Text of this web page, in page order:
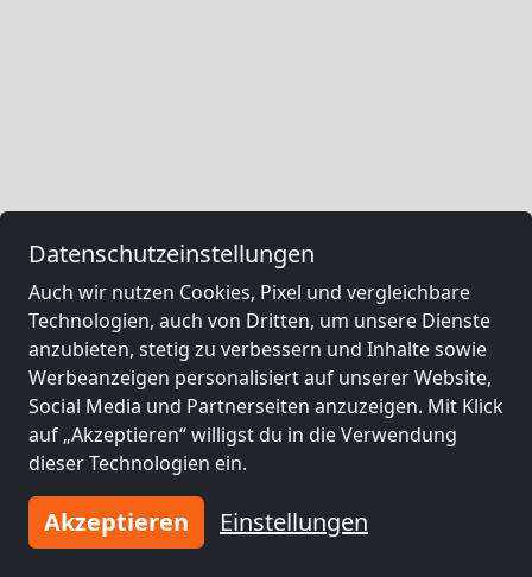
Datenschutzeinstellungen
Auch wir nutzen Cookies, Pixel und vergleichbare
Technologien, auch von Dritten, um unsere Dienste
anzubieten, stetig zu verbessern und Inhalte sowie
Werbeanzeigen personalisiert auf unserer Website,
Social Media und Partnerseiten anzuzeigen. Mit Klick
auf „Akzeptieren“ willigst du in die Verwendung
dieser Technologien ein.
Akzeptieren Einstellungen